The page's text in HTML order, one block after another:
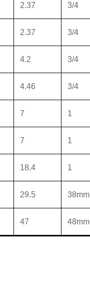
2.37 3/4
2.37 3/4
4.2 3/4
4.46 3/4
7 1
7 1
18.4 1
29.5 38mm
47 48mm